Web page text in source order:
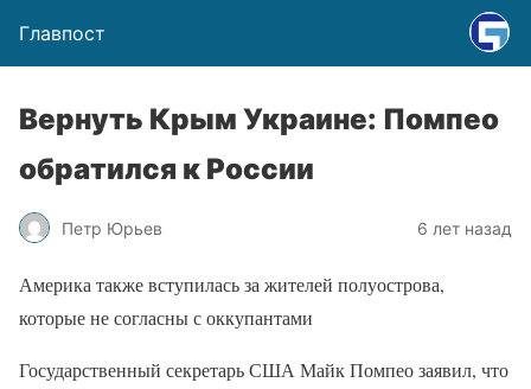
Главпост
Вернуть Крым Украине: Помпео
обратился к России
Петр Юрьев 6 лет назад
Америка также вступилась за жителей полуострова,
которые не согласны с оккупантами
Государственный секретарь США Майк Помпео заявил, что